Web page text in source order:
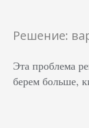
Решение:
Эта проблема
берем больше,